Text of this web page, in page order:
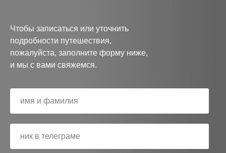
Чтобы записаться или уточнить
подробности путешествия,
пожалуйста, заполните форму ниже,
и мы с вами свяжемся.